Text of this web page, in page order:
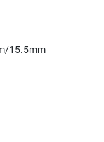
15.5mm